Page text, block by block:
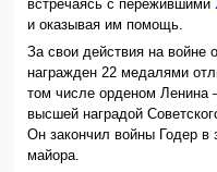
встречаясь с пережившими
и оказывая им помощь.
За свои действия на войне
награжден 22 медалями
том числе орденом Ленина
высшей наградой
Он закончил войны Годер в
майора.